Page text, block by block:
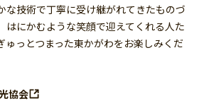
な技術で丁寧に受け継がれてきたものづ
はにかむような笑顔で迎えてくれる人た
ゅっとつまった東かがわをお楽しみくだ
協会